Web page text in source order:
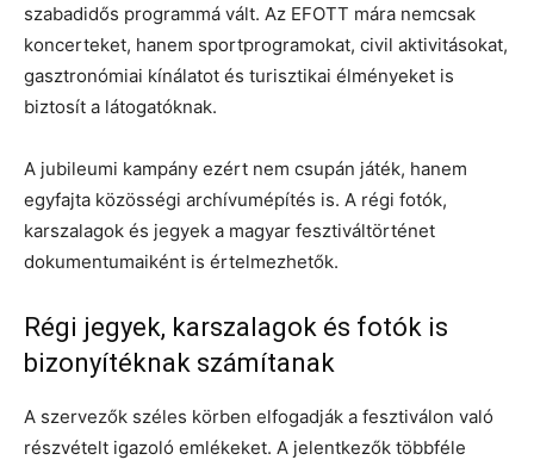
szabadidős programmá vált. Az EFOTT mára nemcsak
koncerteket, hanem sportprogramokat, civil aktivitásokat,
gasztronómiai kínálatot és turisztikai élményeket is
biztosít a látogatóknak.
A jubileumi kampány ezért nem csupán játék, hanem
egyfajta közösségi archívumépítés is. A régi fotók,
karszalagok és jegyek a magyar fesztiváltörténet
dokumentumaiként is értelmezhetők.
Régi jegyek, karszalagok és fotók is
bizonyítéknak számítanak
A szervezők széles körben elfogadják a fesztiválon való
részvételt igazoló emlékeket. A jelentkezők többféle